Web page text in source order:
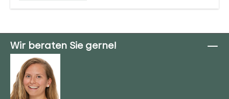
Wir beraten Sie gerne!